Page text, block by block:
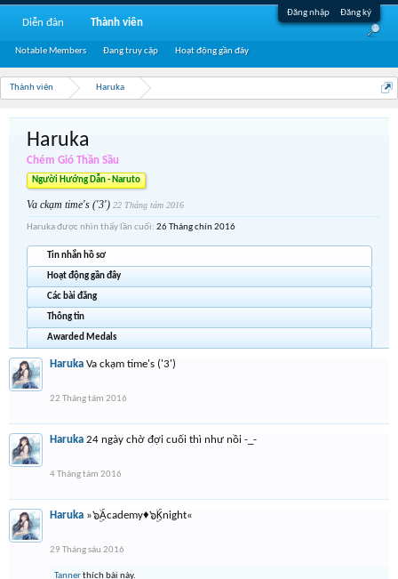
Đăng nhập Đăng ký
Thành viên Haruka
Haruka
Chém Gió Thần Sầu
Người Hướng Dẫn - Naruto
Va ckạm time's ('3') 22 Tháng tám 2016
Haruka được nhìn thấy lần cuối: 26 Tháng chín 2016
Tin nhắn hồ sơ
Hoạt động gần đây
Các bài đăng
Thông tin
Awarded Medals
Haruka Va ckạm time's ('3')
22 Tháng tám 2016
Haruka 24 ngày chờ đợi cuối thì như nồi -_-
4 Tháng tám 2016
Haruka »๖ۣۜAcademy♦๖ۣۜKnight«
29 Tháng sáu 2016
Tannerthích bài này.
Diễn đàn Thành viên
Notable Members Đang truy cập Hoạt động gần đây